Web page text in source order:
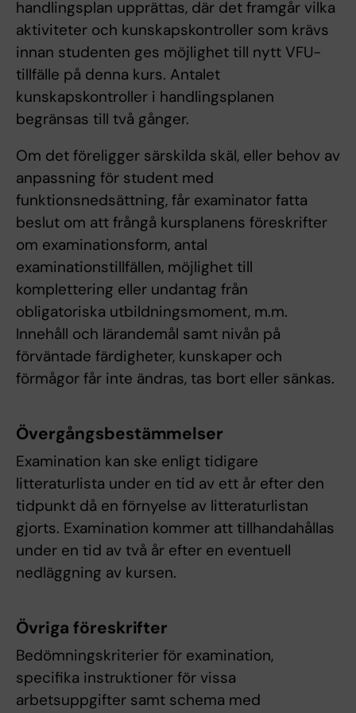
handlingsplan upprättas, där det framgår vilka
aktiviteter och kunskapskontroller som krävs
innan studenten ges möjlighet till nytt VFU-
tillfälle på denna kurs. Antalet
kunskapskontroller i handlingsplanen
begränsas till två gånger.
Om det föreligger särskilda skäl, eller behov av
anpassning för student med
funktionsnedsättning, får examinator fatta
beslut om att frångå kursplanens föreskrifter
om examinationsform, antal
examinationstillfällen, möjlighet till
komplettering eller undantag från
obligatoriska utbildningsmoment, m.m.
Innehåll och lärandemål samt nivån på
förväntade färdigheter, kunskaper och
förmågor får inte ändras, tas bort eller sänkas.
Övergångsbestämmelser
Examination kan ske enligt tidigare
litteraturlista under en tid av ett år efter den
tidpunkt då en förnyelse av litteraturlistan
gjorts. Examination kommer att tillhandahållas
under en tid av två år efter en eventuell
nedläggning av kursen.
Övriga föreskrifter
Bedömningskriterier för examination,
specifika instruktioner för vissa
arbetsuppgifter samt schema med